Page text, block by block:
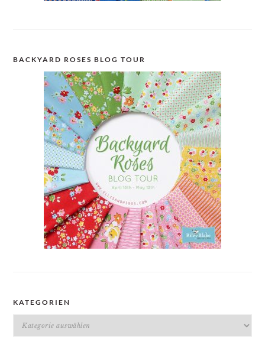
BACKYARD ROSES BLOG TOUR
KATEGORIEN
Kategorien